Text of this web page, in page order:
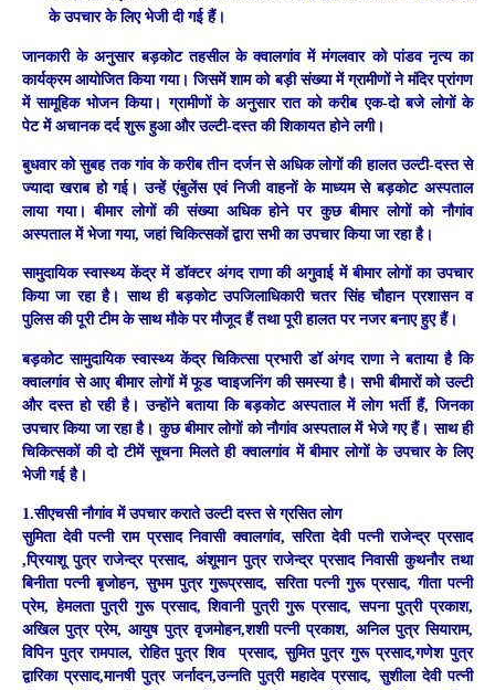
के उपचार के लिए भेजी दी गई हैं।
जानकारी के अनुसार बड़कोट तहसील के क्वालगांव में मंगलवार को पांडव नृत्य का
कार्यक्रम आयोजित किया गया। जिसमें शाम को बड़ी संख्या में ग्रामीणों ने मंदिर प्रांगण
में सामूहिक भोजन किया। ग्रामीणों के अनुसार रात को करीब एक-दो बजे लोगों के
पेट में अचानक दर्द शुरू हुआ और उल्टी-दस्त की शिकायत होने लगी।
बुधवार को सुबह तक गांव के करीब तीन दर्जन से अधिक लोगों की हालत उल्टी-दस्त से
ज्यादा खराब हो गई। उन्हें एंबुलेंस एवं निजी वाहनों के माध्यम से बड़कोट अस्पताल
लाया गया। बीमार लोगों की संख्या अधिक होने पर कुछ बीमार लोगों को नौगांव
अस्पताल में भेजा गया, जहां चिकित्सकों द्वारा सभी का उपचार किया जा रहा है।
सामुदायिक स्वास्थ्य केंद्र में डॉक्टर अंगद राणा की अगुवाई में बीमार लोगों का उपचार
किया जा रहा है। साथ ही बड़कोट उपजिलाधिकारी चतर सिंह चौहान प्रशासन व
पुलिस की पूरी टीम के साथ मौके पर मौजूद हैं तथा पूरी हालत पर नजर बनाए हुए हैं।
बड़कोट सामुदायिक स्वास्थ्य केंद्र चिकित्सा प्रभारी डॉ अंगद राणा ने बताया है कि
क्वालगांव से आए बीमार लोगों में फूड प्वाइजनिंग की समस्या है। सभी बीमारों को उल्टी
और दस्त हो रही है। उन्होंने बताया कि बड़कोट अस्पताल में लोग भर्ती हैं, जिनका
उपचार किया जा रहा है। कुछ बीमार लोगों को नौगांव अस्पताल में भेजे गए हैं। साथ ही
चिकित्सकों की दो टीमें सूचना मिलते ही क्वालगांव में बीमार लोगों के उपचार के लिए
भेजी गई है।
1.सीएचसी नौगांव में उपचार कराते उल्टी दस्त से ग्रसित लोग
सुमिता देवी पत्नी राम प्रसाद निवासी क्वालगांव, सरिता देवी पत्नी राजेन्द्र प्रसाद
,प्रियाशू पुत्र राजेन्द्र प्रसाद, अंशूमान पुत्र राजेन्द्र प्रसाद निवासी कुथनौर तथा
बिनीता पत्नी बृजोहन, सुभम पुत्र गुरूप्रसाद, सरिता पत्नी गुरू प्रसाद, गीता पत्नी
प्रेम, हेमलता पुत्री गुरू प्रसाद, शिवानी पुत्री गुरू प्रसाद, सपना पुत्री प्रकाश,
अखिल पुत्र प्रेम, आयुष पुत्र वृजमोहन,शशी पत्नी प्रकाश, अनिल पुत्र सियाराम,
विपिन पुत्र रामपाल, रोहित पुत्र शिव प्रसाद, सुमित पुत्र गुरू प्रसाद,गणेश पुत्र
द्वारिका प्रसाद,मानषी पुत्र जर्नादन,उन्नति पुत्री महादेव प्रसाद, सुशीला देवी पत्नी